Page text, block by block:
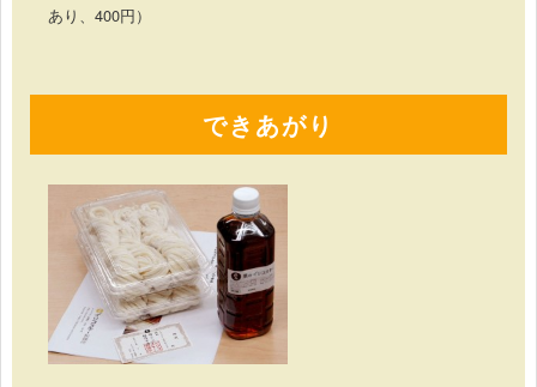
あり、400円）
できあがり